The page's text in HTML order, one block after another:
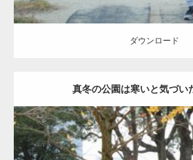
ダウンロード
真冬の公園は寒いと気づい